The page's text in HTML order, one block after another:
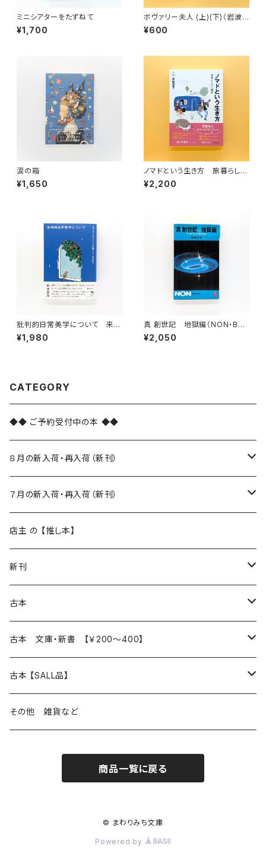
ミニシアターをたずねて
¥1,700
ボヴァリー夫人 (上)(下)（岩波
文庫）
¥600
涙の箱
¥1,650
ノマドという生き方 旅暮らしの
人類学（教養みらい選書 10）
¥2,200
批判的日常美学について 来た
るべき「ふつうの暮らし」を求め
て
¥1,980
真 創世記 地獄編（NON・BO
OK ノン・ブック 113）
¥2,050
CATEGORY
◆◆ ご予約受付中の本 ◆◆
８月の新入荷・再入荷（新刊）
新入荷
再入荷
７月の新入荷・再入荷（新刊）
新入荷
再入荷
店主 の 【推し本】
新刊
本 の あれこれ
読書のこと
本屋のこと
文芸
近代小説 エッセイ 戯曲（日本人作家）
現代小説 エッセイ 戯曲（日本人作家）
現代小説 エッセイ 戯曲（外国人作家）
日々 の できこと
日常の 風景 群像
生き方 ライフスタイル
人生 生き方 について考える
食べ物 料理
古本
本 の あれこれ
読書のこと
本屋のこと
日本文学
小説 エッセイ 戯曲（日本人作家）
海外文学
詩（外国人作家）
ファンタジー SF 幻想文学（外国人作家）
日常の 風景 群像
生き方 ライフスタイル
趣味 ファッション 生活用品 雑貨
古本 文庫・新書 【￥200～400】
日本文学
小説 エッセイ 戯曲
海外文学
古本 【SALL品】
20％OFF
その他 雑貨など
商品一覧に戻る
© まわりみち文庫
Powered by